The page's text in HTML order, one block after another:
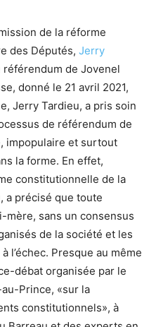
de la réforme
des Députés, Jerry
référendum de Jovenel
donné le 21 avril 2021,
Jerry Tardieu, a pris soin
de référendum de
impopulaire et surtout
la forme. En effet,
constitutionnelle de la
a précisé que toute
mère, sans un consensus
de la société et les
l’échec. Presque au même
débat organisée par le
Prince, «sur la
constitutionnels», à